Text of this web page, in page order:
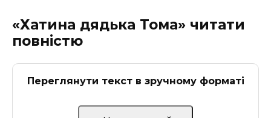
«Хатина дядька Тома» читати
повністю
Переглянути текст в зручному форматі